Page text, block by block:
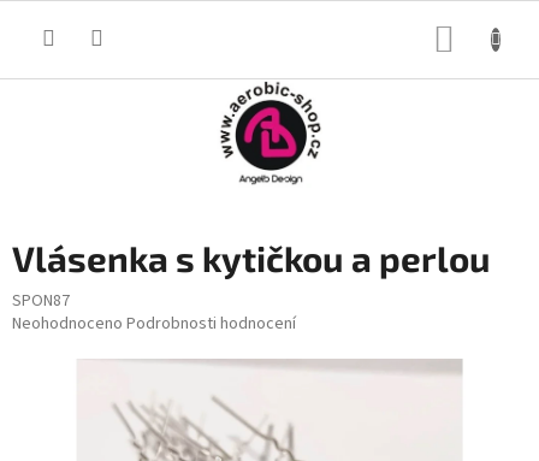
Vlásenka s kytičkou a perlou
SPON87
Průměrné
Neohodnoceno Podrobnosti hodnocení